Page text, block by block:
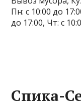
Пн: с 10:00 до
до 17:00, Чт: с
Спика-